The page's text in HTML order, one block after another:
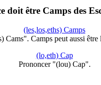
doit être Camps des
(les,los,eths) Camps
Cams". Camps peut aussi être
(lo,eth) Cap
Prononcer "(lou) Cap".